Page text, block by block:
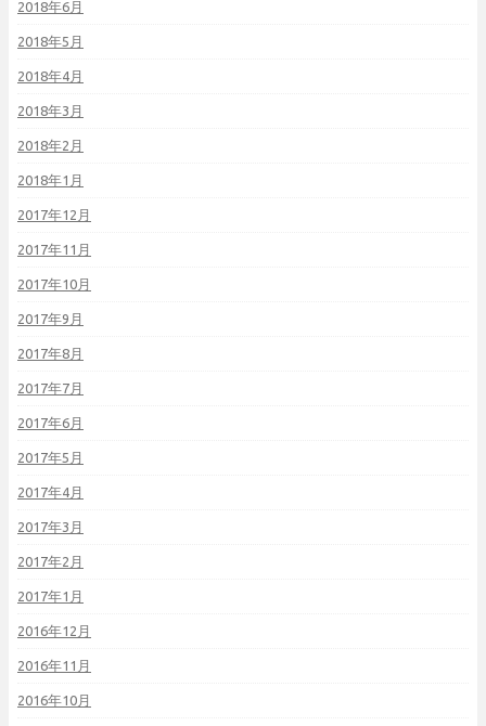
2018年6月
2018年5月
2018年4月
2018年3月
2018年2月
2018年1月
2017年12月
2017年11月
2017年10月
2017年9月
2017年8月
2017年7月
2017年6月
2017年5月
2017年4月
2017年3月
2017年2月
2017年1月
2016年12月
2016年11月
2016年10月